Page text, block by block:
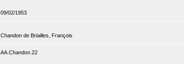
09/02/1953
Chandon de Briailles, François
AA.Chandon.22